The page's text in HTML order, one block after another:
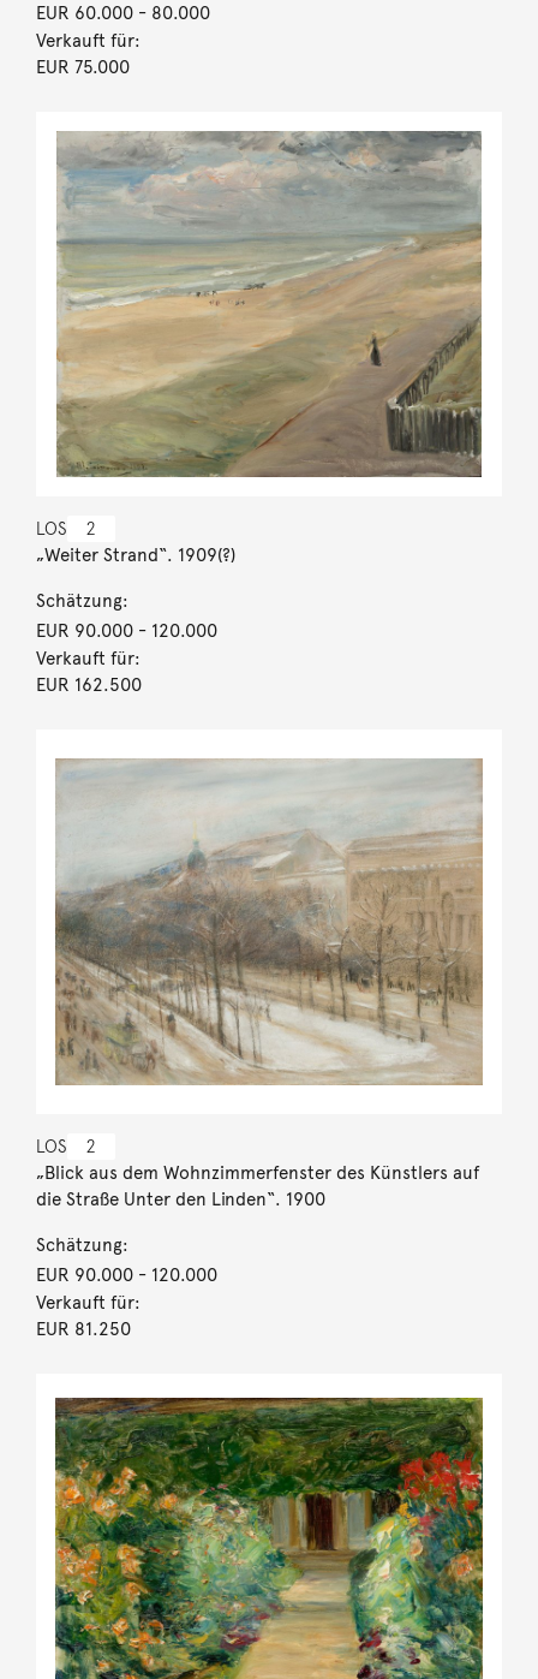
EUR 60.000- 80.000
Verkauft für:
EUR 75.000
LOS 2
„Weiter Strand“. 1909(?)
Schätzung:
EUR 90.000- 120.000
Verkauft für:
EUR 162.500
LOS 2
„Blick aus dem Wohnzimmerfenster des Künstlers auf
die Straße Unter den Linden“. 1900
Schätzung:
EUR 90.000- 120.000
Verkauft für:
EUR 81.250